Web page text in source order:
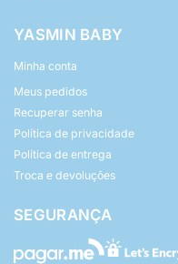
YASMIN BABY
Minha conta
Meus pedidos
Recuperar senha
Política de privacidade
Política de entrega
Troca e devoluções
SEGURANÇA